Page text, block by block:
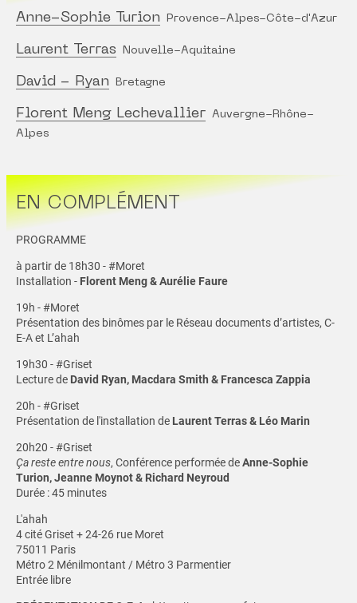
Anne-Sophie Turion Provence-Alpes-Côte-d'Azur
Laurent Terras Nouvelle-Aquitaine
David - Ryan Bretagne
Florent Meng Lechevallier
Auvergne-Rhône-
Alpes
EN COMPLÉMENT
PROGRAMME
à partir de 18h30 - #Moret
Installation - Florent Meng & Aurélie Faure
19h - #Moret
Présentation des binômes par le Réseau documents d’artistes, C-
E-A et L’ahah
19h30 - #Griset
Lecture de David Ryan, Macdara Smith & Francesca Zappia
20h - #Griset
Présentation de l'installation de Laurent Terras & Léo Marin
20h20 - #Griset
Ça reste entre nous, Conférence performée deAnne-Sophie
Turion, Jeanne Moynot & Richard Neyroud
Durée : 45 minutes
L'ahah
4 cité Griset + 24-26 rue Moret
75011 Paris
Métro 2 Ménilmontant / Métro 3 Parmentier
Entrée libre